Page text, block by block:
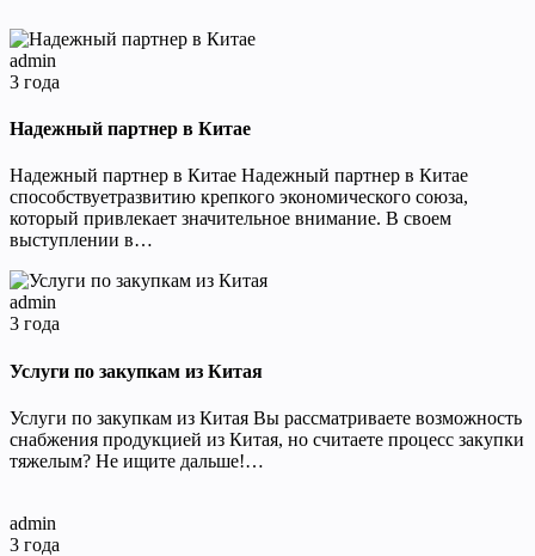
admin
3 года
Надежный партнер в Китае
Надежный партнер в Китае Надежный партнер в Китае
способствуетразвитию крепкого экономического союза,
который привлекает значительное внимание. В своем
выступлении в…
admin
3 года
Услуги по закупкам из Китая
Услуги по закупкам из Китая Вы рассматриваете возможность
снабжения продукцией из Китая, но считаете процесс закупки
тяжелым? Не ищите дальше!…
admin
3 года